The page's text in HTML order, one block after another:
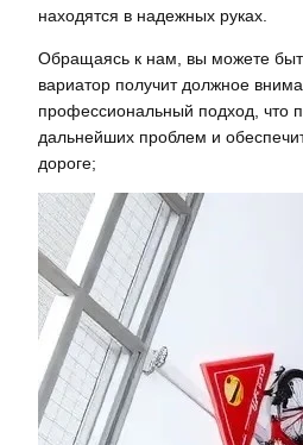
находятся в надежных руках.
Обращаясь к нам, вы можете
вариатор получит должное
профессиональный подход, что
дальнейших проблем и
дороге;